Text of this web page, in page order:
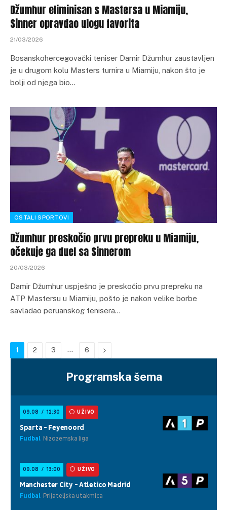
Džumhur eliminisan s Mastersa u Miamiju,
Sinner opravdao ulogu favorita
21/03/2026
Bosanskohercegovački teniser Damir Džumhur zaustavljen
je u drugom kolu Masters turnira u Miamiju, nakon što je
bolji od njega bio…
OSTALI SPORTOVI
Džumhur preskočio prvu prepreku u Miamiju,
očekuje ga duel sa Sinnerom
20/03/2026
Damir Džumhur uspješno je preskočio prvu prepreku na
ATP Mastersu u Miamiju, pošto je nakon velike borbe
savladao peruanskog tenisera…
1 2 3 … 6 Next
Programska šema